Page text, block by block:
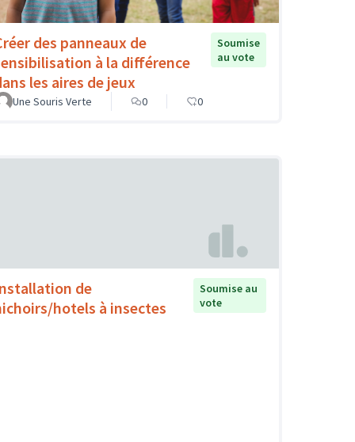
des panneaux de
à la différence
les aires de jeux
Soumise
au vote
Une Souris Verte 0 0
de
hotels à insectes
Soumise au
vote